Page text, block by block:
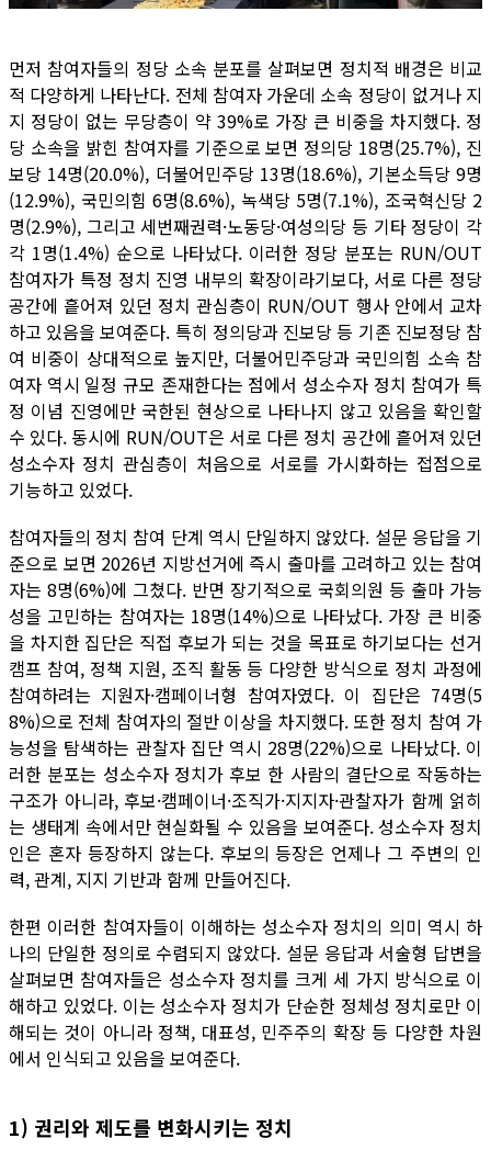
먼저 참여자들의 정당 소속 분포를 살펴보면 정치적 배경은 비교
적 다양하게 나타난다. 전체 참여자 가운데 소속 정당이 없거나 지
지 정당이 없는 무당층이 약 39%로 가장 큰 비중을 차지했다. 정
당 소속을 밝힌 참여자를 기준으로 보면 정의당 18명(25.7%), 진
보당 14명(20.0%), 더불어민주당 13명(18.6%), 기본소득당 9명
(12.9%), 국민의힘 6명(8.6%), 녹색당 5명(7.1%), 조국혁신당 2
명(2.9%), 그리고 세번째권력·노동당·여성의당 등 기타 정당이 각
각 1명(1.4%) 순으로 나타났다. 이러한 정당 분포는 RUN/OUT
참여자가 특정 정치 진영 내부의 확장이라기보다, 서로 다른 정당
공간에 흩어져 있던 정치 관심층이 RUN/OUT 행사 안에서 교차
하고 있음을 보여준다. 특히 정의당과 진보당 등 기존 진보정당 참
여 비중이 상대적으로 높지만, 더불어민주당과 국민의힘 소속 참
여자 역시 일정 규모 존재한다는 점에서 성소수자 정치 참여가 특
정 이념 진영에만 국한된 현상으로 나타나지 않고 있음을 확인할
수 있다. 동시에 RUN/OUT은 서로 다른 정치 공간에 흩어져 있던
성소수자 정치 관심층이 처음으로 서로를 가시화하는 접점으로
기능하고 있었다.
참여자들의 정치 참여 단계 역시 단일하지 않았다. 설문 응답을 기
준으로 보면 2026년 지방선거에 즉시 출마를 고려하고 있는 참여
자는 8명(6%)에 그쳤다. 반면 장기적으로 국회의원 등 출마 가능
성을 고민하는 참여자는 18명(14%)으로 나타났다. 가장 큰 비중
을 차지한 집단은 직접 후보가 되는 것을 목표로 하기보다는 선거
캠프 참여, 정책 지원, 조직 활동 등 다양한 방식으로 정치 과정에
참여하려는 지원자·캠페이너형 참여자였다. 이 집단은 74명(5
8%)으로 전체 참여자의 절반 이상을 차지했다. 또한 정치 참여 가
능성을 탐색하는 관찰자 집단 역시 28명(22%)으로 나타났다. 이
러한 분포는 성소수자 정치가 후보 한 사람의 결단으로 작동하는
구조가 아니라, 후보·캠페이너·조직가·지지자·관찰자가 함께 얽히
는 생태계 속에서만 현실화될 수 있음을 보여준다. 성소수자 정치
인은 혼자 등장하지 않는다. 후보의 등장은 언제나 그 주변의 인
력, 관계, 지지 기반과 함께 만들어진다.
한편 이러한 참여자들이 이해하는 성소수자 정치의 의미 역시 하
나의 단일한 정의로 수렴되지 않았다. 설문 응답과 서술형 답변을
살펴보면 참여자들은 성소수자 정치를 크게 세 가지 방식으로 이
해하고 있었다. 이는 성소수자 정치가 단순한 정체성 정치로만 이
해되는 것이 아니라 정책, 대표성, 민주주의 확장 등 다양한 차원
에서 인식되고 있음을 보여준다.
1) 권리와 제도를 변화시키는 정치